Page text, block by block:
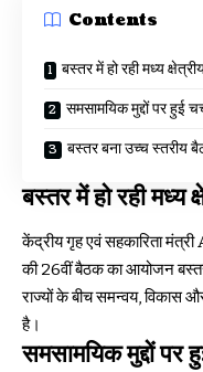
Contents
बस्तर में हो रही मध्य
समसामयिक मुद्दों पर हुई
बस्तर बना उच्च स्तरीय
बस्तर में हो रही मध्य
केंद्रीय गृह एवं सहकारिता
की 26वीं बैठक का आयोजन
राज्यों के बीच समन्वय, विकास
है।
समसामयिक मुद्दों पर